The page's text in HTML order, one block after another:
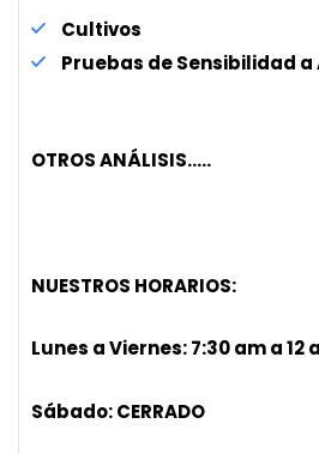
Cultivos
Pruebas de Sensibilidad
OTROS ANÁLISIS…..
NUESTROS HORARIOS:
Lunes a Viernes: 7:30 am a 12
Sábado: CERRADO